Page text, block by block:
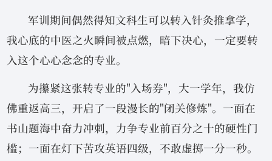
军训期间偶然得知文科生可以转入针灸推拿学，
我心底的中医之火瞬间被点燃，暗下决心，一定要转
入这个心心念念的专业。
为攥紧这张转专业的"入场券"，大一学年，我仿
佛重返高三，开启了一段漫长的"闭关修炼"。一面在
书山题海中奋力冲刺，力争专业前百分之十的硬性门
槛；一面在灯下苦攻英语四级，不敢虚掷一分一秒。